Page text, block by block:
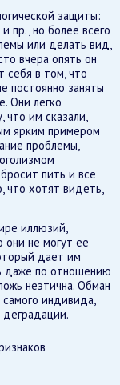
защиты:
пр., но более всего
или делать вид,
вчера опять он
себя в том, что
постоянно заняты
Они легко
им сказали,
ярким примером
проблемы,
пить и все
что хотят видеть,
иллюзий,
они не могут ее
дает им
даже по отношению
неэтична. Обман
индивида,